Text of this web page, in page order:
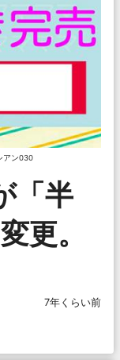
アン030
「半
更。
7年くらい前